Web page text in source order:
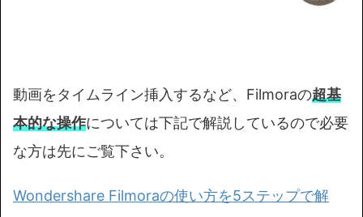
動画をタイムライン挿入するなど、Filmoraの超基
本的な操作については下記で解説しているので必要
な方は先にご覧下さい。
Wondershare Filmoraの使い方を5ステップで解